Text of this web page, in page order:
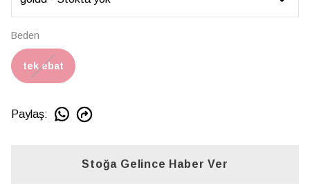
Beden
tek ebat
Paylaş:
Stoğa Gelince Haber Ver